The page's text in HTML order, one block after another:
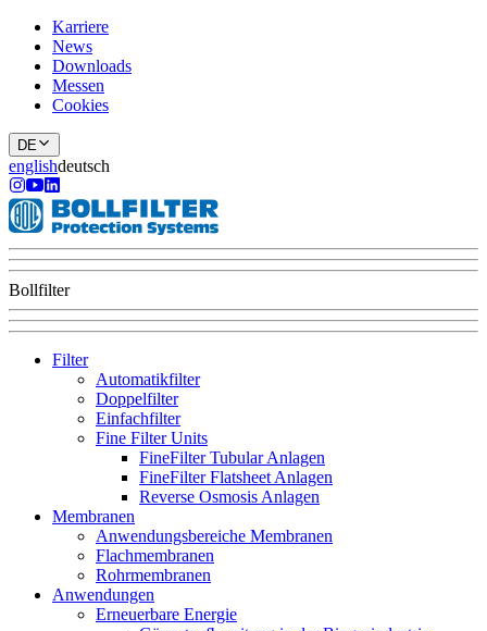
Karriere
News
Downloads
Messen
Cookies
DE
englishdeutsch
Bollfilter
Filter
Automatikfilter
Doppelfilter
Einfachfilter
Fine Filter Units
FineFilter Tubular Anlagen
FineFilter Flatsheet Anlagen
Reverse Osmosis Anlagen
Membranen
Anwendungsbereiche Membranen
Flachmembranen
Rohrmembranen
Anwendungen
Erneuerbare Energie